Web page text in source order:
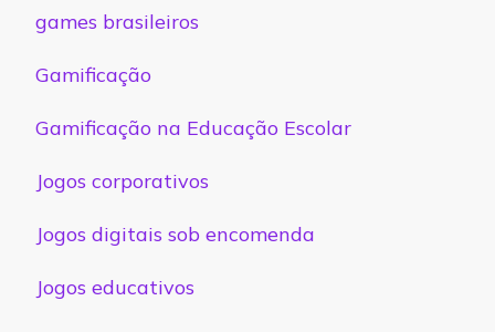
games brasileiros
Gamificação
Gamificação na Educação Escolar
Jogos corporativos
Jogos digitais sob encomenda
Jogos educativos